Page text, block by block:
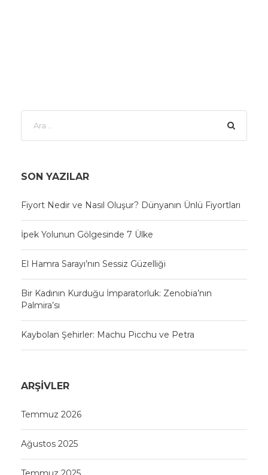
SON YAZILAR
Fiyort Nedir ve Nasıl Oluşur? Dünyanın Ünlü Fiyortları
İpek Yolunun Gölgesinde 7 Ülke
El Hamra Sarayı’nın Sessiz Güzelliği
Bir Kadının Kurduğu İmparatorluk: Zenobia’nın
Palmira’sı
Kaybolan Şehirler: Machu Picchu ve Petra
ARŞIVLER
Temmuz 2026
Ağustos 2025